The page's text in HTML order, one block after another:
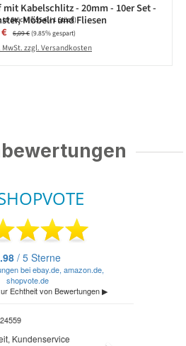
Kabelschlitz - 20mm - 10er Set -
Möbeln und Fliesen
10 Stück(0,55 € / 1 Stück)
Regulärer Preis:
6,09 €(9.85% gespart)
zzgl. Versandkosten